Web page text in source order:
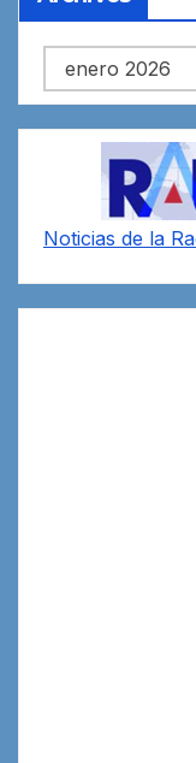
Archivos
Noticias de la